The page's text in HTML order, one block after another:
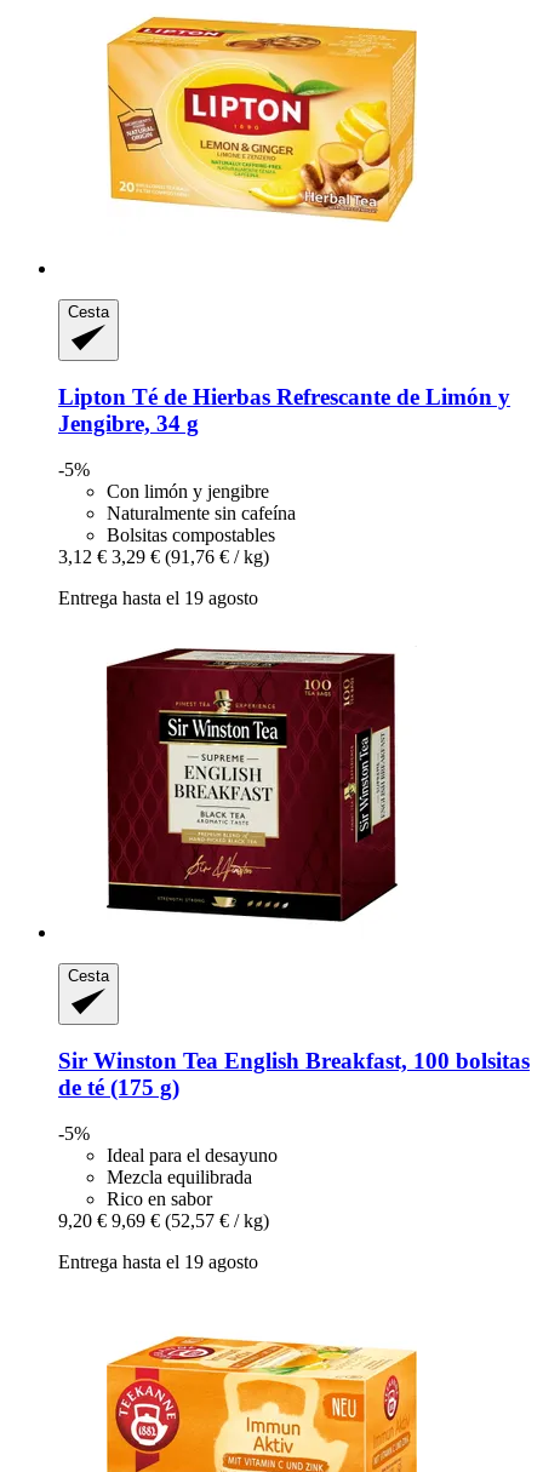
Cesta
Lipton Té de Hierbas Refrescante de Limón y
Jengibre, 34 g
-5%
Con limón y jengibre
Naturalmente sin cafeína
Bolsitas compostables
3,12 € 3,29 € (91,76 € / kg)
Entrega hasta el 19 agosto
Cesta
Sir Winston Tea English Breakfast, 100 bolsitas
de té (175 g)
-5%
Ideal para el desayuno
Mezcla equilibrada
Rico en sabor
9,20 € 9,69 € (52,57 € / kg)
Entrega hasta el 19 agosto